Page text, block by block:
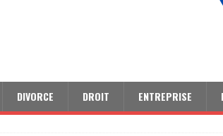
DIVORCE DROIT ENTREPRISE